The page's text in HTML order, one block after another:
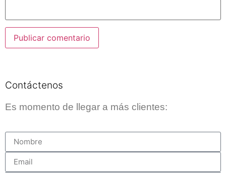
Contáctenos
Es momento de llegar a más clientes: